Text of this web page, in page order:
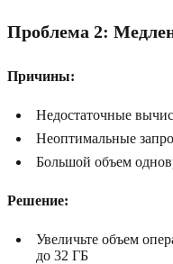
Проблема 2:
Причины:
Недостаточные
Неоптимальные
Большой объем
Решение:
Увеличьте объем
до 32 ГБ